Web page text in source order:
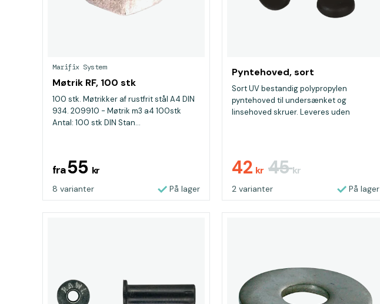
Marifix System
Møtrik RF, 100 stk
100 stk. Møtrikker af rustfrit stål A4 DIN
934. 209910 - Møtrik m3 a4 100stk
Antal: 100 stk DIN Stan...
fra55 kr
8 varianter På lager
Pyntehoved, sort
Sort UV bestandig polypropylen
pyntehoved til undersænket og
linsehoved skruer. Leveres uden
42 kr 45kr
2 varianter På lager